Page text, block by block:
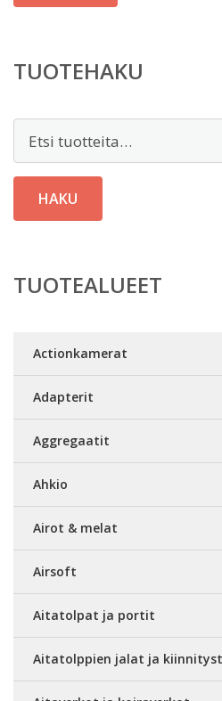
TUOTEHAKU
HAKU
TUOTEALUEET
Actionkamerat
Adapterit
Aggregaatit
Ahkio
Airot & melat
Airsoft
Aitatolpat ja portit
Aitatolppien jalat ja